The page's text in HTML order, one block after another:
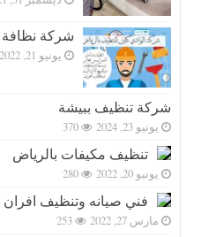
شركة نظافة
يونيو 21, 2022
شركة تنظيف ببيشة
يونيو 23, 2024 370
تنظيف مكيفات بالرياض
يونيو 20, 2022 280
فني صيانه وتنظيف افران
مارس 27, 2022 253